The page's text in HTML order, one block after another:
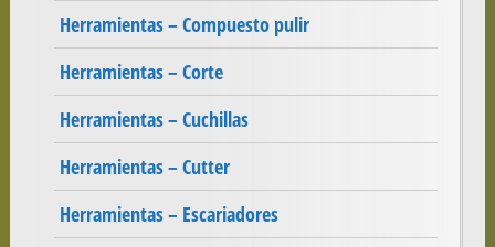
Herramientas – Compuesto pulir
Herramientas – Corte
Herramientas – Cuchillas
Herramientas – Cutter
Herramientas – Escariadores